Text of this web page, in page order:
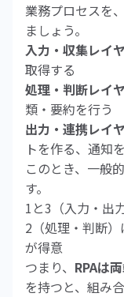
業務プロセスを
ましょう。
入力・収集レイ
取得する
処理・判断レイ
類・要約を行う
出力・連携レイ
トを作る、通知
このとき、一般
す。
1と3（入力・出
2（処理・判断）
が得意
つまり、 RPAは
を持つと、組み